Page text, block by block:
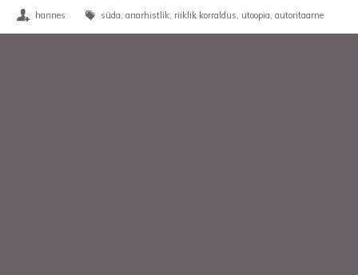
hannes süda anarhistlik riiklik korraldus utoopia autoritaarne